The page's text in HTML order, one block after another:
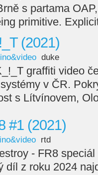
s partama
primitive.
(2021)
duke
graffiti video
v ČR.
s Lítvínovem,
#1 (2021)
rtd
- FR8
díl z roku 2024